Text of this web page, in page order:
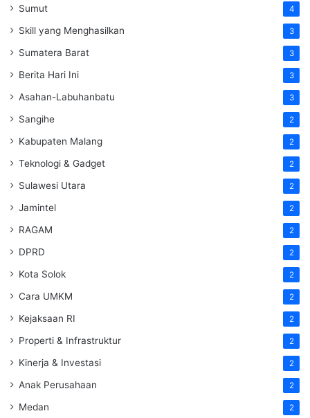
Sumut 4
Skill yang Menghasilkan 3
Sumatera Barat 3
Berita Hari Ini 3
Asahan-Labuhanbatu 3
Sangihe 2
Kabupaten Malang 2
Teknologi & Gadget 2
Sulawesi Utara 2
Jamintel 2
RAGAM 2
DPRD 2
Kota Solok 2
Cara UMKM 2
Kejaksaan RI 2
Properti & Infrastruktur 2
Kinerja & Investasi 2
Anak Perusahaan 2
Medan 2